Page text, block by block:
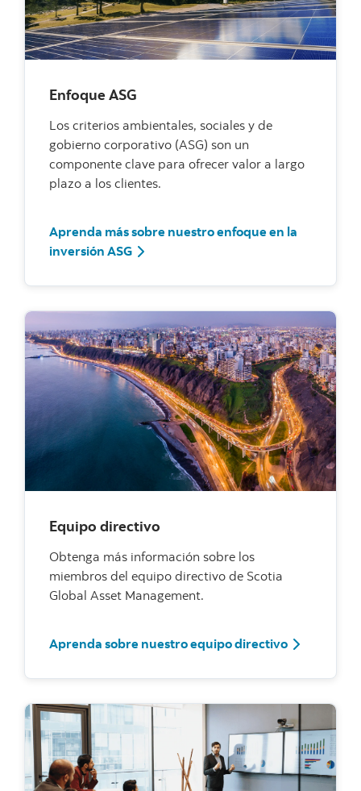
Enfoque ASG
Los criterios ambientales, sociales y de
gobierno corporativo (ASG) son un
componente clave para ofrecer valor a largo
plazo a los clientes.
Aprenda más sobre nuestro enfoque en la
inversión ASG
Equipo directivo
Obtenga más información sobre los
miembros del equipo directivo de Scotia
Global Asset Management.
Aprenda sobre nuestro equipo directivo